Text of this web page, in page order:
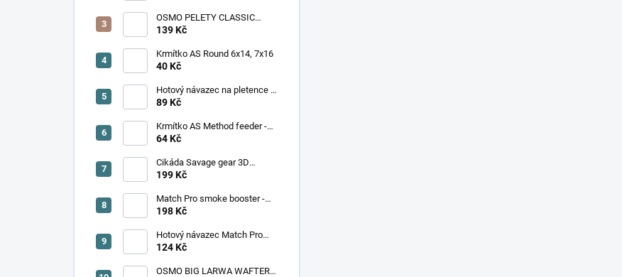
OSMO PELETY CLASSIC
PELLET - SLADKÁ KUKUŘICE
139 Kč
Krmítko AS Round 6x14, 7x16
40 Kč
Hotový návazec na pletence s
trnem vel. 6 - 12. V balení 8
89 Kč
Krmítko AS Method feeder -
Větší
64 Kč
Cikáda Savage gear 3D
Cicada 3,3 cm, hnědá
199 Kč
Match Pro smoke booster -
Mango (100 ml)
198 Kč
Hotový návazec Match Pro
Masters M19 monofil/trn 8 ks
124 Kč
OSMO BIG LARWA WAFTER -